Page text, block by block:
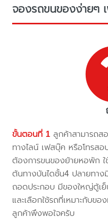
จองรถขนของง่ายๆ
ขั้นตอนที่ 1 ลูกค้าสามารถส
ทางไลน์ เฟสบุ๊ค หรือโทรส
ต้องการขนของย้ายหอพัก
ต้นทางบันไดชั้น4 ปลายทา
ถอดประกอบ มีของใหญ่ตู้เย็
และเลือกใช้รถที่เหมาะกับข
ลูกค้าพึงพอใจครับ